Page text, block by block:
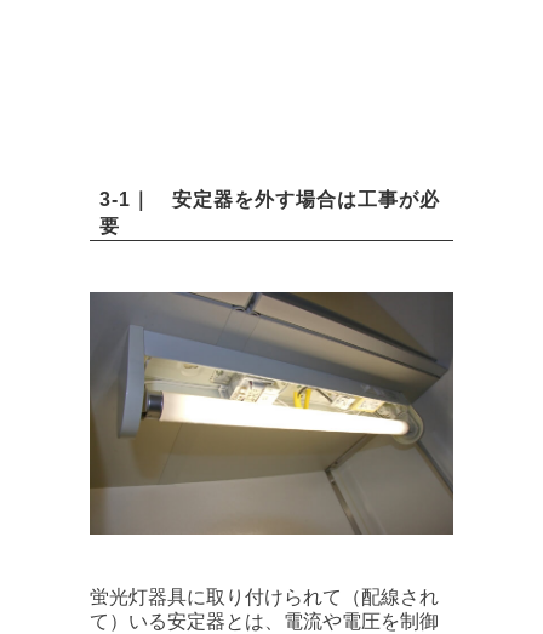
3-1｜ 安定器を外す場合は工事が必
要
蛍光灯器具に取り付けられて（配線され
て）いる安定器とは、電流や電圧を制御